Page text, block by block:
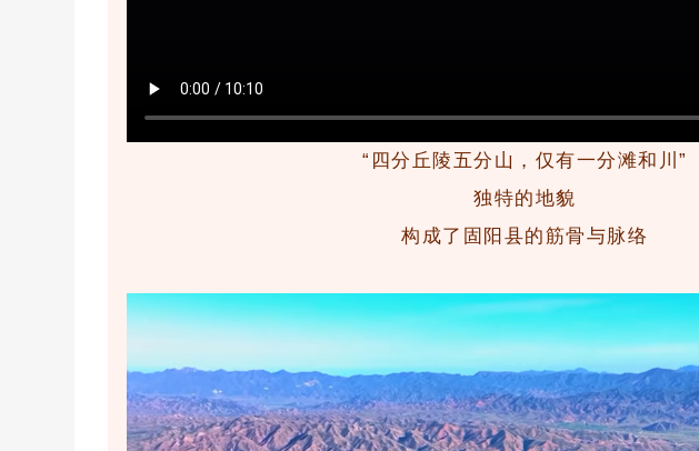
“四分丘陵五分山，仅有一分滩和川”
独特的地貌
构成了固阳县的筋骨与脉络